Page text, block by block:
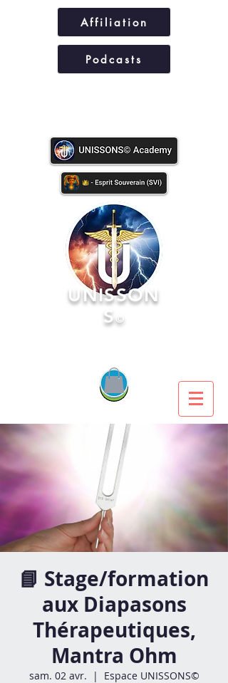
Affiliation
Podcasts
UNISSON
S©
📘 Stage/formation
aux Diapasons
Thérapeutiques,
Mantra Ohm
sam. 02 avr.
  |
Espace UNISSONS©